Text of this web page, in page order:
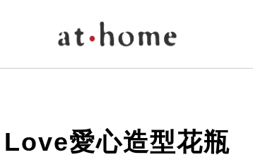
Love愛心造型花瓶